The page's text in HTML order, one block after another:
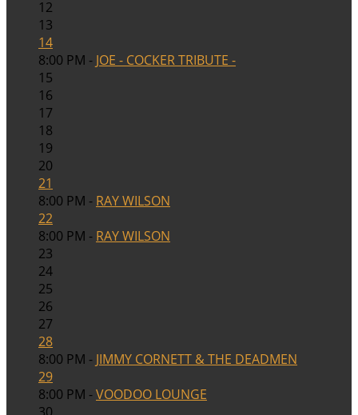
12
13
14
8:00 PM - JOE - COCKER TRIBUTE -
15
16
17
18
19
20
21
8:00 PM - RAY WILSON
22
8:00 PM - RAY WILSON
23
24
25
26
27
28
8:00 PM - JIMMY CORNETT & THE DEADMEN
29
8:00 PM -VOODOO LOUNGE